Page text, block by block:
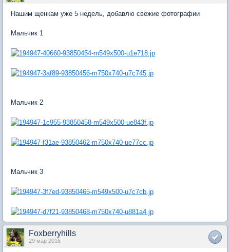
Нашим щенкам уже 5 недель, добавлю свежие фотографии
Мальчик 1
Мальчик 2
Мальчик 3
Foxberryhills
29 мар 2016